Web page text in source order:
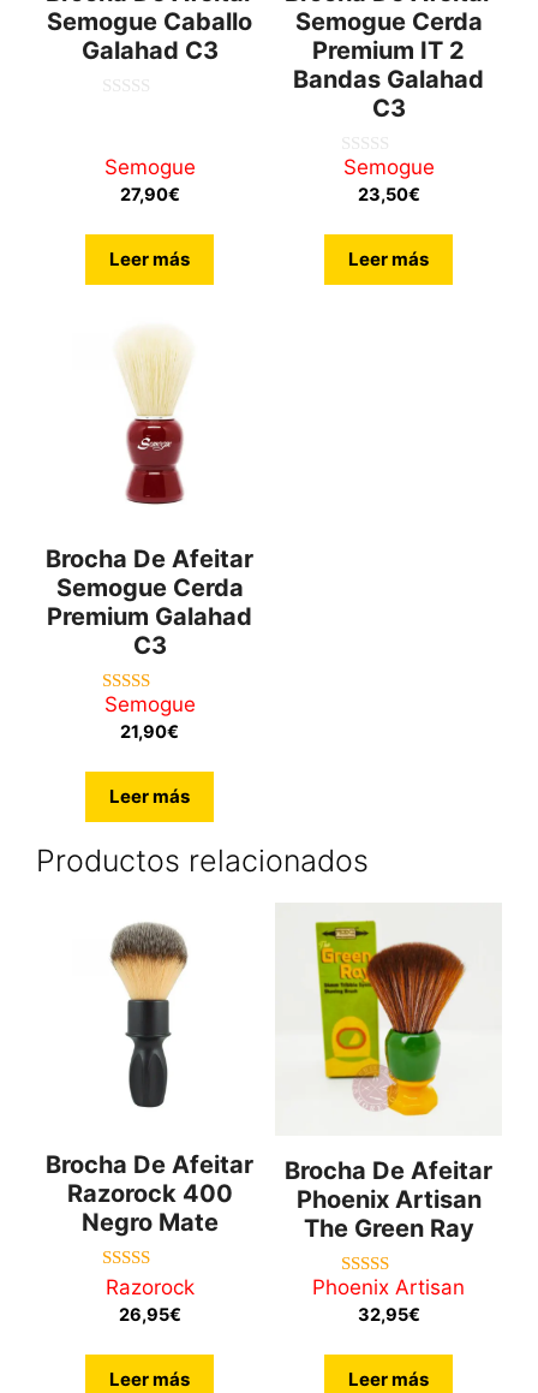
Semogue Caballo
Galahad C3
5
Semogue
27,90€
Leer más
Semogue Cerda
Premium IT 2
Bandas Galahad
C3
0
Semogue
23,50€
Leer más
Brocha De Afeitar
Semogue Cerda
Premium Galahad
C3
5.00
de 5
Semogue
21,90€
Leer más
Productos relacionados
Brocha De Afeitar
Razorock 400
Negro Mate
5.00
de 5
Razorock
26,95€
Leer más
Brocha De Afeitar
Phoenix Artisan
The Green Ray
5.00
de 5
Phoenix Artisan
32,95€
Leer más